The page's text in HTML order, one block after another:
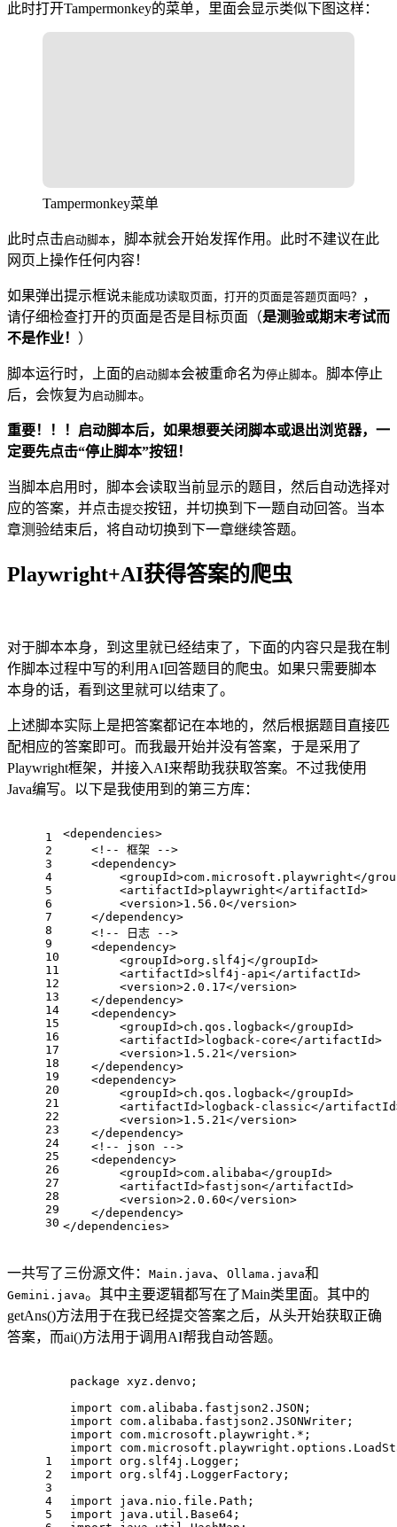
此时打开Tampermonkey的菜单，里面会显示类似下图这样：
Tampermonkey菜单
此时点击启动脚本，脚本就会开始发挥作用。此时不建议在此
网页上操作任何内容！
如果弹出提示框说未能成功读取页面，打开的页面是答题页面吗？ ，
请仔细检查打开的页面是否是目标页面（是测验或期末考试而
不是作业！ ）
脚本运行时，上面的启动脚本会被重命名为停止脚本。脚本停止
后，会恢复为启动脚本。
重要！！！启动脚本后，如果想要关闭脚本或退出浏览器，一
定要先点击“停止脚本”按钮！
当脚本启用时，脚本会读取当前显示的题目，然后自动选择对
应的答案，并点击提交按钮，并切换到下一题自动回答。当本
章测验结束后，将自动切换到下一章继续答题。
Playwright+AI获得答案的爬虫
对于脚本本身，到这里就已经结束了，下面的内容只是我在制
作脚本过程中写的利用AI回答题目的爬虫。如果只需要脚本
本身的话，看到这里就可以结束了。
上述脚本实际上是把答案都记在本地的，然后根据题目直接匹
配相应的答案即可。而我最开始并没有答案，于是采用了
Playwright框架，并接入AI来帮助我获取答案。不过我使用
Java编写。以下是我使用到的第三方库：
1
2
3
4
5
6
7
8
9
10
11
12
13
14
15
16
17
18
19
20
21
22
23
24
25
26
27
28
29
30
<dependencies>
<!-- 框架 -->
<dependency>
<groupId>com.microsoft.playwright</
<artifactId>playwright</artifactId>
<version>1.56.0</version>
</dependency>
<!-- 日志 -->
<dependency>
<groupId>org.slf4j </groupId>
<artifactId>slf4j-api</artifactId>
<version>2.0.17</version>
</dependency>
<dependency>
<groupId>ch.qos.logback</groupId>
<artifactId>logback-core</artifactId>
<version>1.5.21</version>
</dependency>
<dependency>
<groupId>ch.qos.logback</groupId>
<artifactId>logback-classic</artifactId
<version>1.5.21</version>
</dependency>
<!-- json -->
<dependency>
<groupId>com.alibaba</groupId>
<artifactId>fastjson</artifactId>
<version>2.0.60</version>
</dependency>
</dependencies>
一共写了三份源文件： Main.java、 Ollama.java和
Gemini.java。其中主要逻辑都写在了Main类里面。其中的
getAns()方法用于在我已经提交答案之后，从头开始获取正确
答案，而ai()方法用于调用AI帮我自动答题。
1
2
3
4
5
package xyz.denvo;
import com.alibaba.fastjson2.JSON;
import com.alibaba.fastjson2.JSONWriter;
import com.microsoft.playwright.*;
import
import org.slf4j.Logger;
import org.slf4j.LoggerFactory;
import java.nio.file.Path;
import java.util.Base64;